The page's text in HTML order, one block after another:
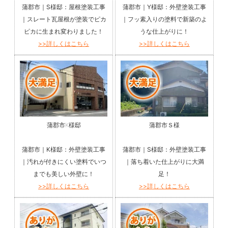
蒲郡市｜S様邸：屋根塗装工事
｜スレート瓦屋根が塗装でピカ
ピカに生まれ変わりました！
>>詳しくはこちら
蒲郡市｜Y様邸：外壁塗装工事
｜フッ素入りの塗料で新築のよ
うな仕上がりに！
>>詳しくはこちら
蒲郡市K様邸
蒲郡市｜K様邸：外壁塗装工事
｜汚れが付きにくい塗料でいつ
までも美しい外壁に！
>>詳しくはこちら
蒲郡市Ｓ様
蒲郡市｜S様邸：外壁塗装工事
｜落ち着いた仕上がりに大満
足！
>>詳しくはこちら